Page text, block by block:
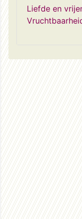
Liefde en